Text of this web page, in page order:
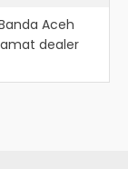
Aceh
dealer